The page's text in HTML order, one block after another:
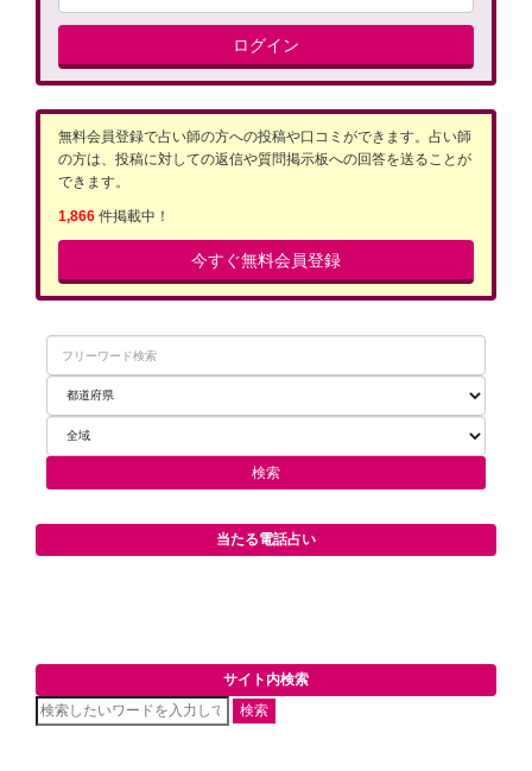
ログイン
無料会員登録で占い師の方への投稿や口コミができます。占い師
の方は、投稿に対しての返信や質問掲示板への回答を送ることが
できます。
1,866 件掲載中！
今すぐ無料会員登録
当たる電話占い
サイト内検索
検索